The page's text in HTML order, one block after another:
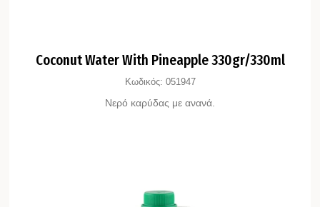
Coconut Water With Pineapple 330gr/330ml
Κωδικός: 051947
Νερό καρύδας με ανανά.